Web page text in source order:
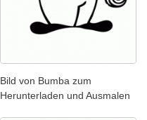
Bild von Bumba zum
Herunterladen und Ausmalen